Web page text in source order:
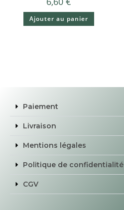
Ajouter au panier
Paiement
Livraison
Mentions légales
Politique de confidentialité
CGV